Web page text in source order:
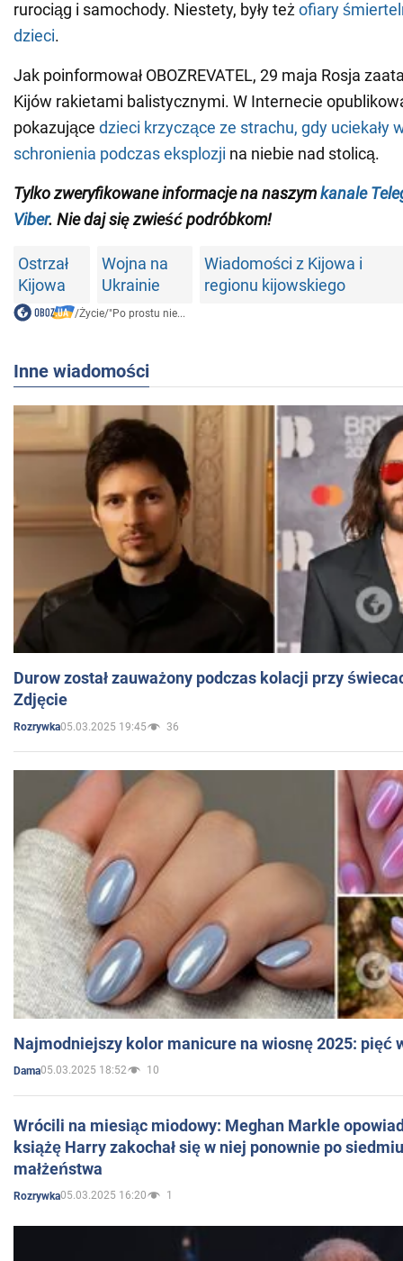
rurociąg i samochody. Niestety, były też ofiary
dzieci.
Jak poinformował OBOZREVATEL, 29 maja Rosja
Kijów rakietami balistycznymi. W Internecie
pokazujące dzieci krzyczące ze strachu, gdy uciekały
schronienia podczas eksplozji na niebie nad stolicą.
Tylkozweryfikowane informacje na naszymkanale
Viber. Nie daj się zwieść podróbkom!
Ostrzał
Kijowa
Wojna na
Ukrainie
Wiadomości z Kijowa i
regionu kijowskiego
/Życie/"Po prostu nie...
Inne wiadomości
Durow został zauważony podczas kolacji przy
Zdjęcie
Rozrywka05.03.2025 19:45 36
Najmodniejszy kolor manicure na wiosnę 2025: pięć
Dama05.03.2025 18:52 10
Wrócili na miesiąc miodowy: Meghan Markle
książę Harry zakochał się w niej ponownie po
małżeństwa
Rozrywka05.03.2025 16:20 1